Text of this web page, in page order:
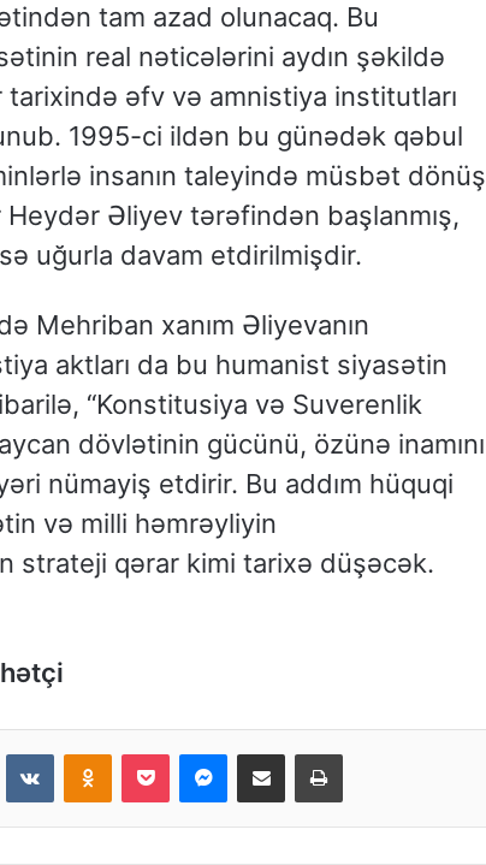
tam azad olunacaq. Bu
real nəticələrini aydın şəkildə
əfv və amnistiya institutları
1995-ci ildən bu günədək qəbul
insanın taleyində müsbət dönüş
Əliyev tərəfindən başlanmış,
uğurla davam etdirilmişdir.
Mehriban xanım Əliyevanın
aktları da bu humanist siyasətin
“Konstitusiya və Suverenlik
dövlətinin gücünü, özünə inamını
nümayiş etdirir. Bu addım hüquqi
və milli həmrəyliyin
strateji qərar kimi tarixə düşəcək.